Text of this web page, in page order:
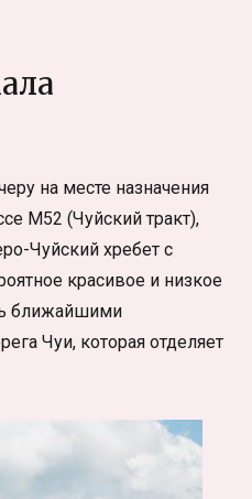
на месте назначения
М52 (Чуйский тракт),
Чуйский хребет с
красивое и низкое
ближайшими
Чуи, которая отделяет